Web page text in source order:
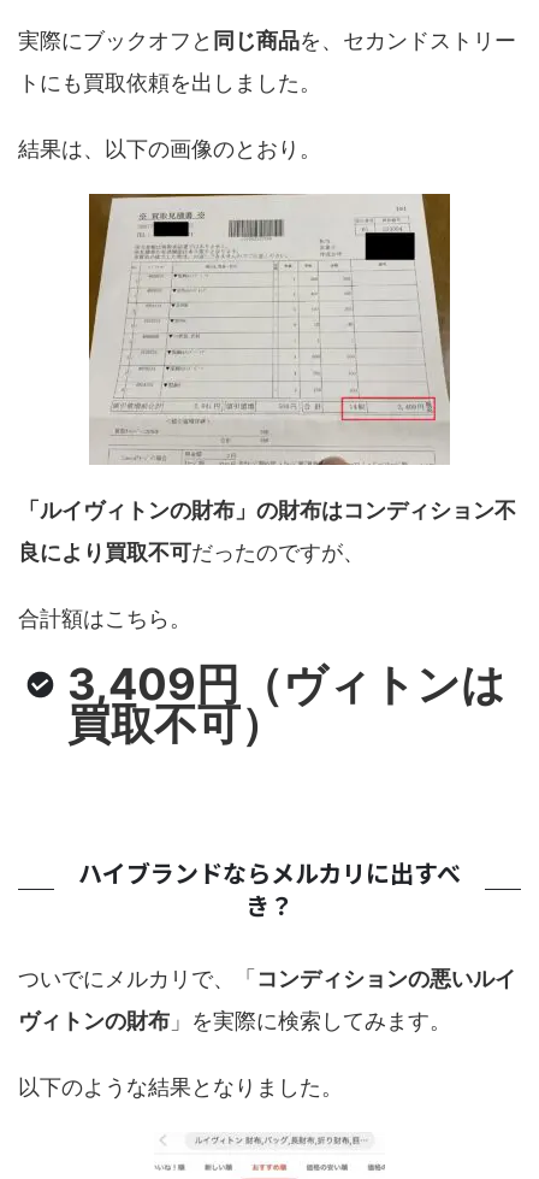
実際にブックオフと 同じ商品を、セカンドストリー
トにも買取依頼を出しました。
結果は、以下の画像のとおり。
「ルイヴィトンの財布」の財布はコンディション不
良により買取不可だったのですが、
合計額はこちら。
3,409円（ヴィトンは
買取不可）
ハイブランドならメルカリに出すべ
き？
ついでにメルカリで、「 コンディションの悪いルイ
ヴィトンの財布 」を実際に検索してみます。
以下のような結果となりました。